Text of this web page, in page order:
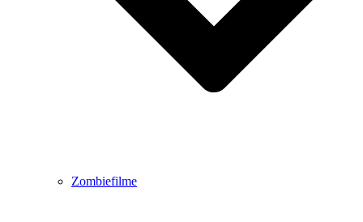
Zombiefilme